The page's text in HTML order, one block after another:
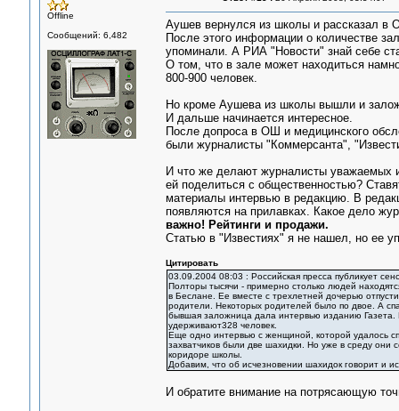
Offline
Сообщений: 6,482
Аушев вернулся из школы и рассказал в
После этого информации о количестве
упоминали. А РИА "Новости" знай себе
О том, что в зале может находиться
800-900 человек.
Но кроме Аушева из школы вышли и
И дальше начинается интересное.
После допроса в ОШ и медицинского
были журналисты "Коммерсанта",
И что же делают журналисты
ей поделиться с общественностью?
материалы интервью в редакцию. В
появляются на прилавках. Какое дело
важно! Рейтинги и продажи.
Статью в "Известиях" я не нашел, но ее
Цитировать
03.09.2004 08:03 : Российская пресса публикует
Полторы тысячи - примерно столько людей
в Беслане. Ее вместе с трехлетней дочерью
родители. Некоторых родителей было по двое. А
бывшая заложница дала интервью изданию
удерживают328 человек.
Еще одно интервью с женщиной, которой удалось
захватчиков были две шахидки. Но уже в среду они
коридоре школы.
Добавим, что об исчезновении шахидок говорит и
И обратите внимание на потрясающую